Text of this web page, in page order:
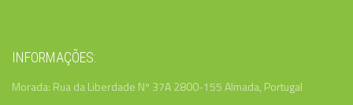
INFORMAÇÕES:
Morada: Rua da Liberdade Nº 37A 2800-155 Almada, Portugal